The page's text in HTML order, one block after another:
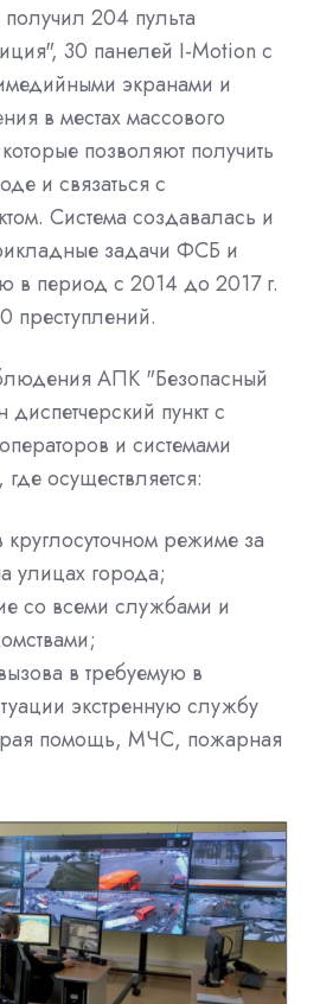
204 пульта
30 панелей I-Motion с
экранами и
в местах массового
позволяют получить
и связаться с
Система создавалась и
задачи ФСБ и
период с 2014 до 2017 г.
преступлений.
АПК "Безопасный
пункт с
и системами
осуществляется:
режиме за
улицах города;
со всеми службами и
в требуемую в
экстренную службу
помощь, МЧС, пожарная